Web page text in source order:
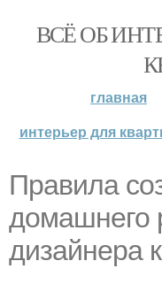
ВСЁ ОБ
главная
интерьер для
Правила
домашнего
дизайнера